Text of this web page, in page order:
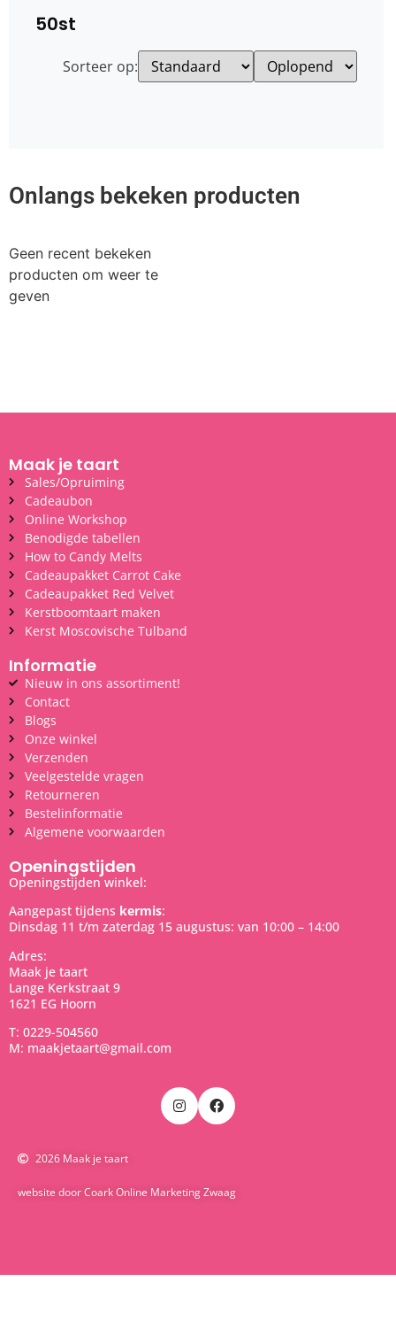
50st
Sorteer op:
Onlangs bekeken producten
Geen recent bekeken
producten om weer te
geven
Maak je taart
Sales/Opruiming
Cadeaubon
Online Workshop
Benodigde tabellen
How to Candy Melts
Cadeaupakket Carrot Cake
Cadeaupakket Red Velvet
Kerstboomtaart maken
Kerst Moscovische Tulband
Informatie
Nieuw in ons assortiment!
Contact
Blogs
Onze winkel
Verzenden
Veelgestelde vragen
Retourneren
Bestelinformatie
Algemene voorwaarden
Openingstijden
Openingstijden winkel:
Aangepast tijdens kermis:
Dinsdag 11 t/m zaterdag 15 augustus: van 10:00 – 14:00
Adres:
Maak je taart
Lange Kerkstraat 9
1621 EG Hoorn
T: 0229-504560
M: maakjetaart@gmail.com
2026 Maak je taart
website door Coark Online Marketing Zwaag